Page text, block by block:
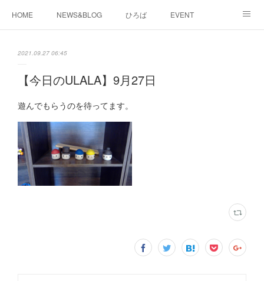
HOME NEWS&BLOG ひろば EVENT
2021.09.27 06:45
【今日のULALA】9月27日
遊んでもらうのを待ってます。